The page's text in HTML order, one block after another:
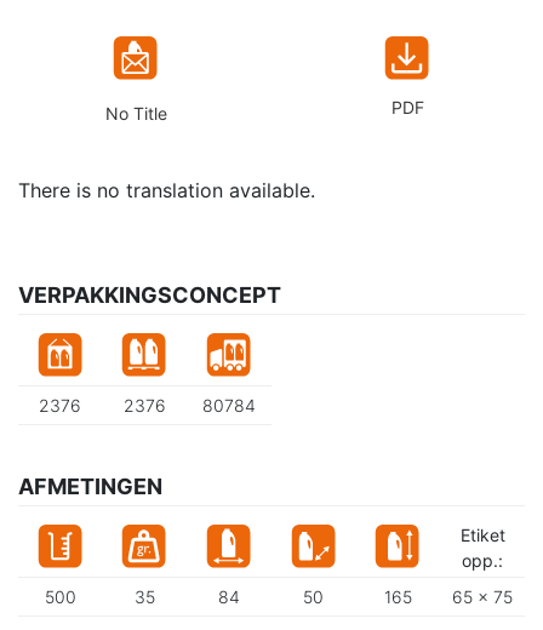
No Title PDF
There is no translation available.
VERPAKKINGSCONCEPT
2376 2376 80784
AFMETINGEN
500 35 84 50 165
Etiket
opp.:
65 x 75